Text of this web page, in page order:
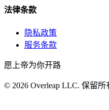
法律条款
隐私政策
服务条款
愿上帝为你开路
© 2026 Overleap LLC. 保留所